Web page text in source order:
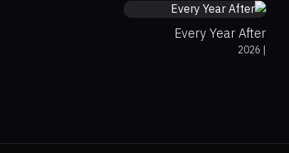
Every Year After
|
2026